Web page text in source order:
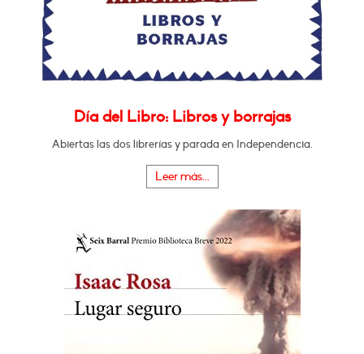
Día del Libro: Libros y borrajas
Abiertas las dos librerías y parada en Independencia.
Leer más...